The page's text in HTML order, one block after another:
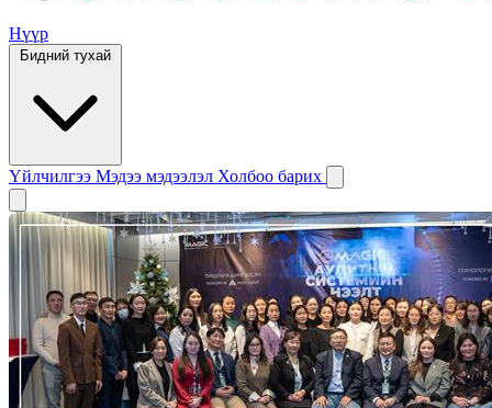
Нүүр
Бидний тухай
Үйлчилгээ Мэдээ мэдээлэл Холбоо барих